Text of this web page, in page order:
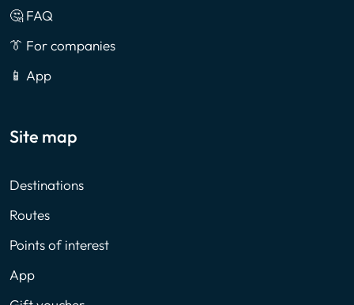
🤔 FAQ
👔 For companies
📱 App
Site map
Destinations
Routes
Points of interest
App